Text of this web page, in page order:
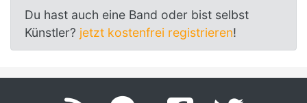
Du hast auch eine Band oder bist selbst
Künstler? jetzt kostenfrei registrieren!